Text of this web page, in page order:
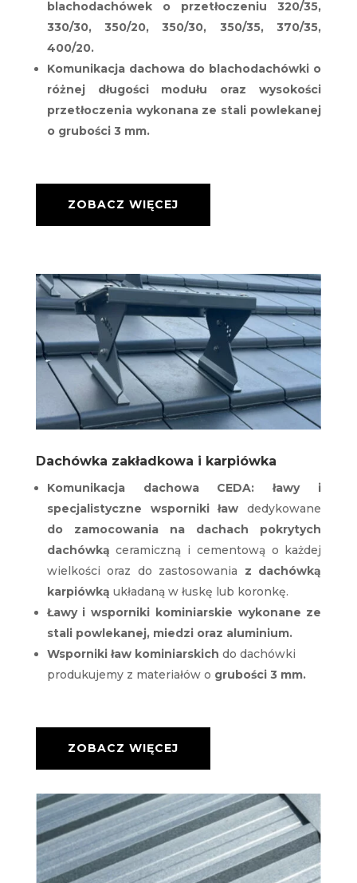
blachodachówek o przetłoczeniu 320/35,
330/30, 350/20, 350/30, 350/35, 370/35,
400/20.
Komunikacja dachowa do blachodachówki o
różnej długości modułu oraz wysokości
przetłoczenia wykonana ze stali powlekanej
o grubości 3 mm.
ZOBACZ WIĘCEJ
Dachówka zakładkowa i karpiówka
Komunikacja dachowa CEDA: ławy i
specjalistyczne wsporniki ław dedykowane
do zamocowania na dachach pokrytych
dachówką ceramiczną i cementową o każdej
wielkości oraz do zastosowania z dachówką
karpiówką układaną w łuskę lub koronkę.
Ławy i wsporniki kominiarskie wykonane ze
stali powlekanej, miedzi oraz aluminium.
Wsporniki ław kominiarskich do dachówki
produkujemy z materiałów o grubości 3 mm.
ZOBACZ WIĘCEJ